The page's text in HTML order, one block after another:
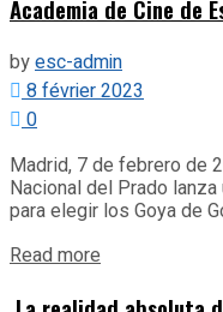
Academia de Cine de
byesc-admin
8 février 2023
0
Madrid, 7 de febrero de
Nacional del Prado
para elegir los Goya de
Read more